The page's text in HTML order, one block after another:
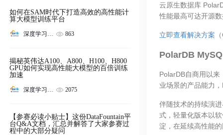
如何在SAM时代下打造高效的高性能计
算大模型训练平台
深度学习服务器 863
揭秘英伟达A100、A800、H100、H800
GPU如何实现高性能大模型的百倍训练
加速
深度学习服务器 2075
【参赛必读小贴士】这份DataFountain平
台Q&A文档，汇总并解答了大家参赛过
程中的大部分疑问
云原生数据库
性能最高可达开源
立即查看解决方案
PolarDB
PolarDB自商用以
业场景的产品能力
伴随技术的持续演
式，轻量化版本以
淀，在延续高性能